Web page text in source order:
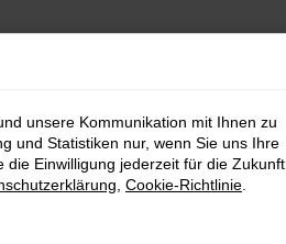
unsere Kommunikation mit Ihnen zu
und Statistiken nur, wenn Sie uns Ihre
Einwilligung jederzeit für die Zukunft
Cookie-Richtlinie